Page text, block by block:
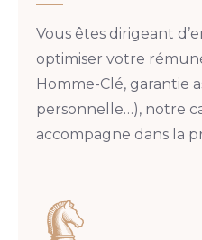
Vous êtes dirigeant
optimiser votre
Homme-Clé, garantie
personnelle…), notre
accompagne dans la